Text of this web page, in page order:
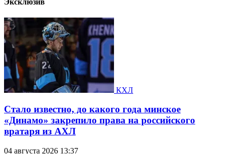
Эксклюзив
КХЛ
Стало известно, до какого года минское
«Динамо» закрепило права на российского
вратаря из АХЛ
04 августа 2026 13:37